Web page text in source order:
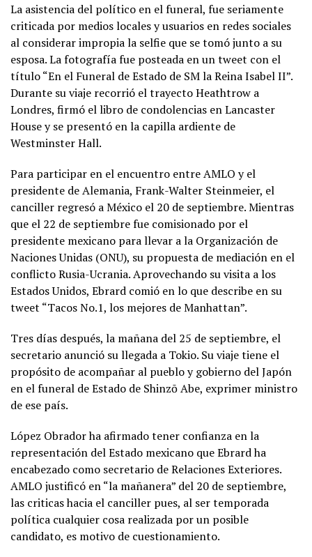
La asistencia del político en el funeral, fue seriamente
criticada por medios locales y usuarios en redes sociales
al considerar impropia la selfie que se tomó junto a su
esposa. La fotografía fue posteada en un tweet con el
título “En el Funeral de Estado de SM la Reina Isabel II”.
Durante su viaje recorrió el trayecto Heathtrow a
Londres, firmó el libro de condolencias en Lancaster
House y se presentó en la capilla ardiente de
Westminster Hall.
Para participar en el encuentro entre AMLO y el
presidente de Alemania, Frank-Walter Steinmeier, el
canciller regresó a México el 20 de septiembre. Mientras
que el 22 de septiembre fue comisionado por el
presidente mexicano para llevar a la Organización de
Naciones Unidas (ONU), su propuesta de mediación en el
conflicto Rusia-Ucrania. Aprovechando su visita a los
Estados Unidos, Ebrard comió en lo que describe en su
tweet “Tacos No.1, los mejores de Manhattan”.
Tres días después, la mañana del 25 de septiembre, el
secretario anunció su llegada a Tokio. Su viaje tiene el
propósito de acompañar al pueblo y gobierno del Japón
en el funeral de Estado de Shinzō Abe, exprimer ministro
de ese país.
López Obrador ha afirmado tener confianza en la
representación del Estado mexicano que Ebrard ha
encabezado como secretario de Relaciones Exteriores.
AMLO justificó en “la mañanera” del 20 de septiembre,
las criticas hacia el canciller pues, al ser temporada
política cualquier cosa realizada por un posible
candidato, es motivo de cuestionamiento.